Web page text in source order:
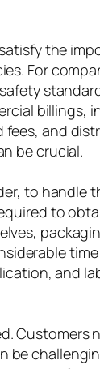
the
For
billings,
and
be crucial.
to handle
to
and
Customers
be